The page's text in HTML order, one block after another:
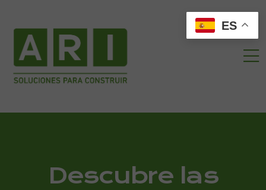
Descubre las
ES